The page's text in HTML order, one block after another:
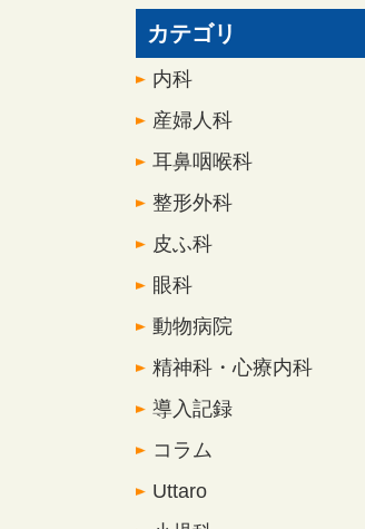
カテゴリ
内科
産婦人科
耳鼻咽喉科
整形外科
皮ふ科
眼科
動物病院
精神科・心療内科
導入記録
コラム
Uttaro